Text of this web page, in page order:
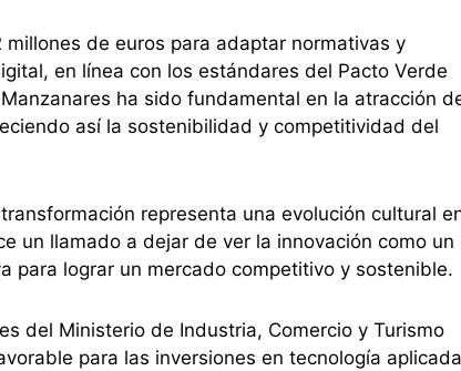
de euros para adaptar normativas y
en línea con los estándares del Pacto Verde
ha sido fundamental en la atracción
así la sostenibilidad y competitividad del
representa una evolución cultural
un llamado a dejar de ver la innovación como un
para lograr un mercado competitivo y sostenible.
del Ministerio de Industria, Comercio y Turismo
para las inversiones en tecnología